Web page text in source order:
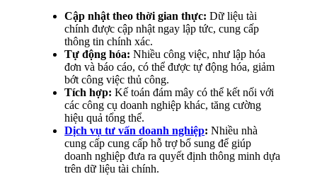
Cập nhật theo thời gian thực: Dữ liệu tài
chính được cập nhật ngay lập tức, cung cấp
thông tin chính xác.
Tự động hóa: Nhiều công việc, như lập hóa
đơn và báo cáo, có thể được tự động hóa, giảm
bớt công việc thủ công.
Tích hợp: Kế toán đám mây có thể kết nối với
các công cụ doanh nghiệp khác, tăng cường
hiệu quả tổng thể.
Dịch vụ tư vấn doanh nghiệp: Nhiều nhà
cung cấp cung cấp hỗ trợ bổ sung để giúp
doanh nghiệp đưa ra quyết định thông minh dựa
trên dữ liệu tài chính.